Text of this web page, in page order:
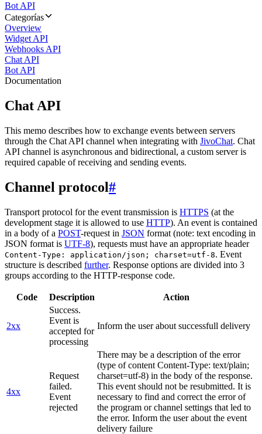
Bot API
Categorías
Overview
Widget API
Webhooks API
Chat API
Bot API
Documentation
Chat API
This memo describes how to exchange events between servers
through the Chat API channel when integrating with JivoChat. Chat
API channel is asynchronous and bidirectional, a custom server is
required capable of receiving and sending events.
Channel protocol#
Transport protocol for the event transmission is HTTPS (at the
development stage it is allowed to use HTTP). An event is contained
in a body of a POST-request in JSON format (note: text encoding in
JSON format is UTF-8), requests must have an appropriate header
Content-Type: application/json; charset=utf-8. Event
structure is described further. Response options are divided into 3
groups according to the HTTP-response code.
Code Description Action
2xx
Success.
Event is
accepted for
processing
Inform the user about successfull delivery
4xx
Request
failed.
Event
rejected
There may be a description of the error
(type of content Content-Type: text/plain;
charset=utf-8) in the body of the response.
This event should not be resubmitted. It is
necessary to find and correct the error of
the program or channel settings that led to
the error. Inform the user about the event
delivery failure